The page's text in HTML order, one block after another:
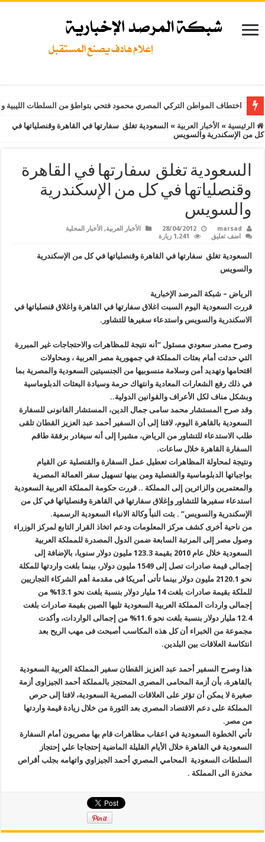
اختطاف المواطن التركي المصري محمود فتحي بتواطؤ من السلطات
الرئيسية » الأخبار العربية » السعودية تغلق سفارتها في القاهرة وقنصلياتها في
كل من الإسكندرية والسويس
السعودية تغلق سفارتها في القاهرة
وقنصلياتها في كل من الإسكندرية
والسويس
marsad
28/04/2012 الأخبار العربية, الأخبار المحلية
اضف تعليق
1,241 زيارة
السعودية تغلق سفارتها في القاهرة وقنصلياتها في كل من الإسكندرية
والسويس
الرياض – شبكة المرصد الإخبارية
قررت السعودية اليوم السبت اغلاق سفارتها في القاهرة واغلاق قنصلياتها في
الاسكندرية والسويس واستدعاء سفيرها للتشاور.
وصرح مصدر سعودي مسئول “أنه نتيجة للمظاهرات والاحتجاجات غير المبررة
التي حدثت أمام بعثات المملكة في جمهورية مصر العربية ، ومحاولات
اقتحامها وتهديد أمن وسلامة منسوبيها من الجنسيتين السعودية والمصرية بما
في ذلك رفع الشعارات المعادية وانتهاك حرمة وسيادة البعثات الدبلوماسية
وبشكل مناف لكل الأعراف والقوانين الدولية..
وقد صرح المستشار محمد سامى جمال الدين، المستشار القانونى للسفارة
السعودية بالقاهرة اليوم، لافتا إلى أن السفير أحمد عبد العزيز القطان تلقى
طلب الاستدعاء للتشاور من الرياض، مشيرا إلى أنه سيغادر برفقة طاقم
السفارة القاهرة خلال ساعات.
ونتيجة لمحاولة المظاهرات تعطيل عمل السفارة والقنصلية عن القيام
بواجباتها الدبلوماسية والقنصلية ومن بينها تسهيل سفر العمالة المصرية
والمعتمرين والزائرين إلى المملكة .. قررت حكومة المملكة العربية السعودية
استدعاء سفيرها للتشاور وإغلاق سفارتها في القاهرة وقنصلياتها في كل من
الإسكندرية والسويس” . بثت النبأ وكالة الانباء السعودية الرسمية.
من ناحية أخرى كشف مركز المعلومات ودعم اتخاذ القرار التابع لمركز الوزراء
وصول مصر إلى المرتبة السابعة ضمن الدول المصدرة للمملكة العربية
السعودية خلال عام 2010 بقيمة 123.3 مليون دولار سنويا، بالإضافة إلى
إجمالى قيمة صادرات تصل إلى 1549 مليون دولار، بينما بلغت واردتها للمكلة
نحو 2120.1 مليون دولار بينما تأتى أمريكا فى مقدمة أهم الشركاء التجاريين
للملكة بقيمة صادرات بلغت 14 مليار دولار بنسبة بلغت نحو 13.1% من
إجمالى واردات المملكة العربية السعودية تليها الصين بقيمة صادرات بلغت
12.4 مليار دولار بنسبة بلغت نحو 11.6% من إجمالى الواردات، وأكدت
مجموعة من الخبراء أن كل هذه المكاسب أصبحت فى مهب الريح بعد
انتكاسة العلاقات بين البلدين.
هذا وصرح السفير أحمد عبد العزيز القطان سفير المملكة العربية السعودية
بالقاهرة، بأن أزمة المحامى المصرى المحتجز بالمملكة أحمد الجيزاوى أزمة
صغيرة لا يمكن أن تؤثر على العلاقات المصرية السعودية، لافتا إلى حرص
المملكة على دعم الاقتصاد المصرى بعد الثورة من خلال زيادة قيمة واردتها
من مصر.
تأتي الخطوة السعودية في اعقاب مظاهرات قام بها مصريون أمام السفارة
السعودية في القاهرة خلال الأيام القليلة الماضية إحتجاجا علي إحتجاز
السلطات السعودية المحامي المصري أحمد الجيزاوي واتهامه بجلب أقراص
مخدرة الى المملكة .